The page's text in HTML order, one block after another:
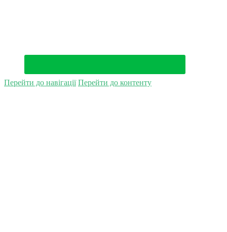
Перейти до навігації Перейти до контенту